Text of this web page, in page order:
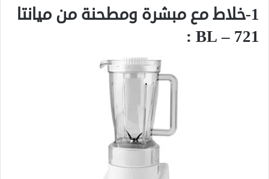
1-خلاط مع مبشرة ومطحنة من ميانتا
BL – 721 :